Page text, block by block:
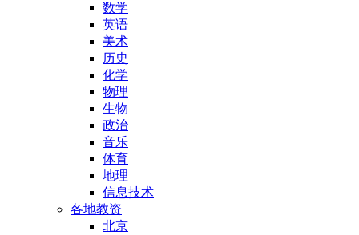
数学
英语
美术
历史
化学
物理
生物
政治
音乐
体育
地理
信息技术
各地教资
北京